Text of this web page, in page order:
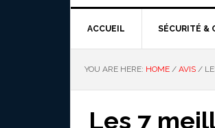
ACCUEIL SÉCURITÉ &
YOU ARE HERE: HOME / AVIS /
Les 7